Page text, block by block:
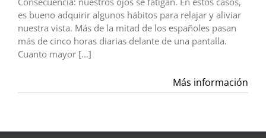
es bueno adquirir algunos hábitos para relajar y aliviar
nuestra vista. Más de la mitad de los españoles pasan
más de cinco horas diarias delante de una pantalla.
Cuanto mayor [...]
Más información